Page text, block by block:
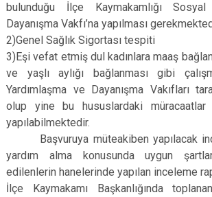
bulunduğu İlçe Kaymakamlığı
Dayanışma Vakfı’na yapılması
2)Genel Sağlık Sigortası tespiti
3)Eşi vefat etmiş dul kadınlara maaş
ve yaşlı aylığı bağlanması gibi
Yardımlaşma ve Dayanışma Vakıfları
olup yine bu hususlardaki müracaatlar
yapılabilmektedir.
Başvuruya müteakiben yapılacak
yardım alma konusunda uygun
edilenlerin hanelerinde yapılan inceleme
İlçe Kaymakamı Başkanlığında